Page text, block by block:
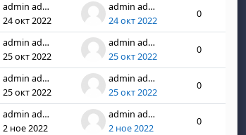
admin admin
24 окт 2022
admin admin
24 окт 2022
0
admin admin
25 окт 2022
admin admin
25 окт 2022
0
admin admin
25 окт 2022
admin admin
25 окт 2022
0
admin admin
2 ное 2022
admin admin
2 ное 2022
0